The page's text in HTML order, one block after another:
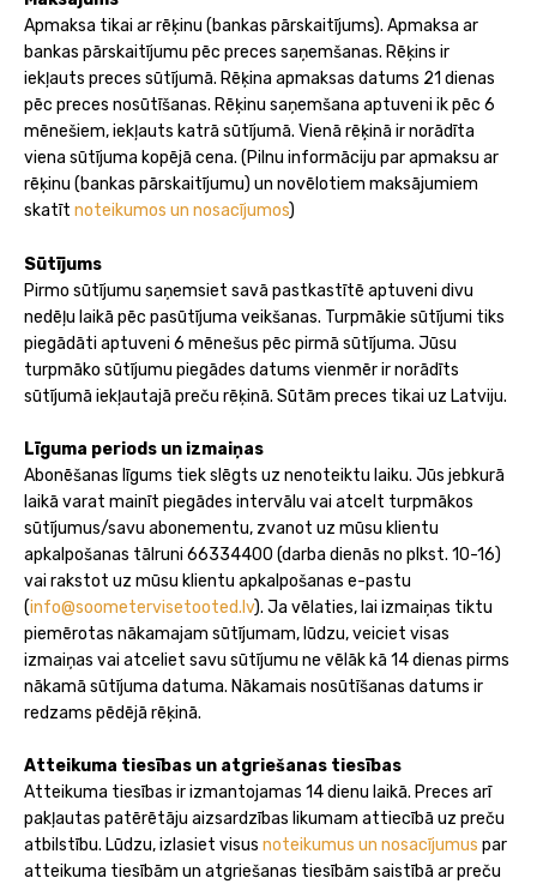
Apmaksa tikai ar rēķinu (bankas pārskaitījums). Apmaksa ar
bankas pārskaitījumu pēc preces saņemšanas. Rēķins ir
iekļauts preces sūtījumā. Rēķina apmaksas datums 21 dienas
pēc preces nosūtīšanas. Rēķinu saņemšana aptuveni ik pēc 6
mēnešiem, iekļauts katrā sūtījumā. Vienā rēķinā ir norādīta
viena sūtījuma kopējā cena. (Pilnu informāciju par apmaksu ar
rēķinu (bankas pārskaitījumu) un novēlotiem maksājumiem
skatīt noteikumos un nosacījumos)
Sūtījums
Pirmo sūtījumu saņemsiet savā pastkastītē aptuveni divu
nedēļu laikā pēc pasūtījuma veikšanas. Turpmākie sūtījumi tiks
piegādāti aptuveni 6 mēnešus pēc pirmā sūtījuma. Jūsu
turpmāko sūtījumu piegādes datums vienmēr ir norādīts
sūtījumā iekļautajā preču rēķinā. Sūtām preces tikai uz Latviju.
Līguma periods un izmaiņas
Abonēšanas līgums tiek slēgts uz nenoteiktu laiku. Jūs jebkurā
laikā varat mainīt piegādes intervālu vai atcelt turpmākos
sūtījumus/savu abonementu, zvanot uz mūsu klientu
apkalpošanas tālruni 66334400 (darba dienās no plkst. 10-16)
vai rakstot uz mūsu klientu apkalpošanas e-pastu
(info@soometervisetooted.lv). Ja vēlaties, lai izmaiņas tiktu
piemērotas nākamajam sūtījumam, lūdzu, veiciet visas
izmaiņas vai atceliet savu sūtījumu ne vēlāk kā 14 dienas pirms
nākamā sūtījuma datuma. Nākamais nosūtīšanas datums ir
redzams pēdējā rēķinā.
Atteikuma tiesības un atgriešanas tiesības
Atteikuma tiesības ir izmantojamas 14 dienu laikā. Preces arī
pakļautas patērētāju aizsardzības likumam attiecībā uz preču
atbilstību. Lūdzu, izlasiet visus noteikumus un nosacījumus par
atteikuma tiesībām un atgriešanas tiesībām saistībā ar preču